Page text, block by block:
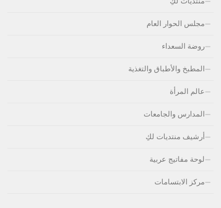
مجلس الحوار العام
روضة السعداء
المطبخ والأطباق والتغذية
عالم المرأة
المدارس والجامعات
أرشيف منتديات لكِ
لوحة مفاتيج عربية
مركز الابتسامات